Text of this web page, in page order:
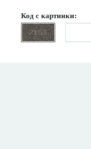
Код с картинки: